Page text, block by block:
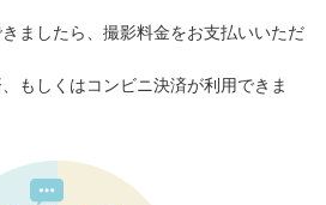
ましたら、撮影料金をお支払いいただ
もしくはコンビニ決済が利用できま